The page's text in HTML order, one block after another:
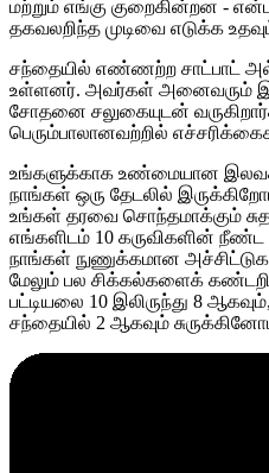
மற்றும் எங்கு குறைகின்றன -
தகவலறிந்த முடிவை எடுக்க
சந்தையில் எண்ணற்ற சாட்பாட்
உள்ளனர். அவர்கள் அனைவரும்
சோதனை சலுகையுடன்
பெரும்பாலானவற்றில்
உங்களுக்காக உண்மையான
நாங்கள் ஒரு தேடலில்
உங்கள் தரவை சொந்தமாக்கும்
எங்களிடம் 10 கருவிகளின் நீண்ட
நாங்கள் நுணுக்கமான
மேலும் பல சிக்கல்களைக்
பட்டியலை 10 இலிருந்து 8
சந்தையில் 2 ஆகவும்